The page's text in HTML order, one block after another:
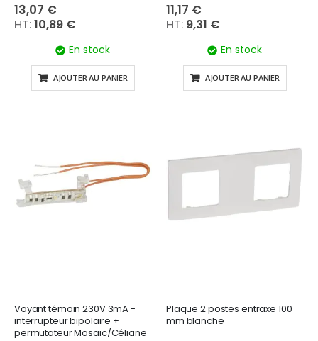
13,07 €
10,89 €
En stock
AJOUTER AU PANIER
11,17 €
9,31 €
En stock
AJOUTER AU PANIER
Voyant témoin 230V 3mA -
interrupteur bipolaire +
permutateur Mosaic/Céliane
Plaque 2 postes entraxe 100
mm blanche